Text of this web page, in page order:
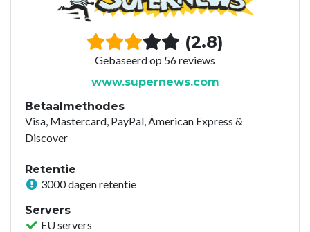
(2.8)
Gebaseerd op 56 reviews
www.supernews.com
Betaalmethodes
Visa, Mastercard, PayPal, American Express &
Discover
Retentie
3000 dagen retentie
Servers
EU servers